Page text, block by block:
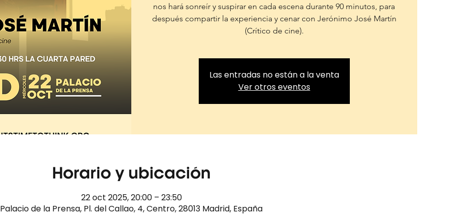
nos hará sonreír y suspirar en cada escena durante 90 minutos, para
después compartir la experiencia y cenar con Jerónimo José Martín
(Crítico de cine).
Las entradas no están a la venta
Ver otros eventos
Horario y ubicación
22 oct 2025, 20:00 – 23:50
Palacio de la Prensa, Pl. del Callao, 4, Centro, 28013 Madrid, España